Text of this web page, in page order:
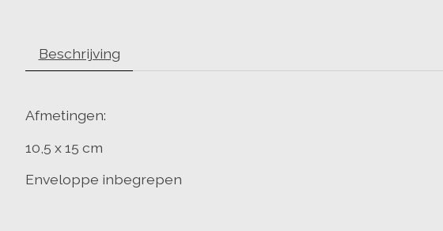
Beschrijving
Afmetingen:
10,5 x 15 cm
Enveloppe inbegrepen